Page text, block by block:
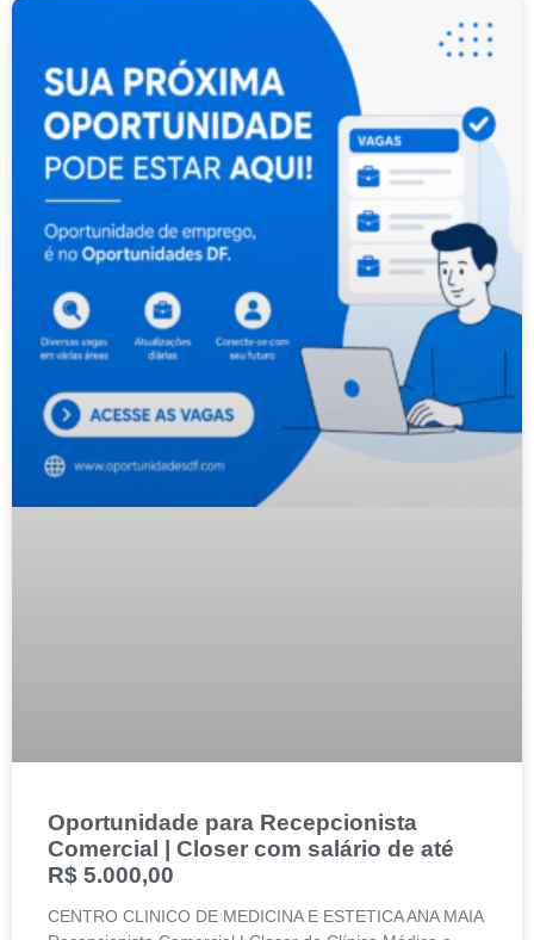
Oportunidade para Recepcionista
Comercial | Closer com salário de até
R$ 5.000,00
CENTRO CLINICO DE MEDICINA E ESTETICA ANA MAIA